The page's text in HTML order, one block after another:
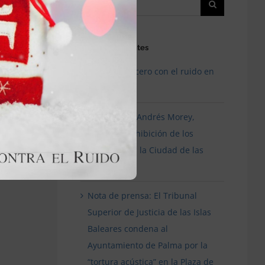
Entradas recientes
¿Tolerancia cero con el ruido en
Entrevista a Andrés Morey,
sobre la prohibición de los
festivales en la Ciudad de las
Artes
Nota de prensa: El Tribunal
Superior de Justicia de las Islas
Baleares condena al
Ayuntamiento de Palma por la
“tortura acústica” en la Plaza de